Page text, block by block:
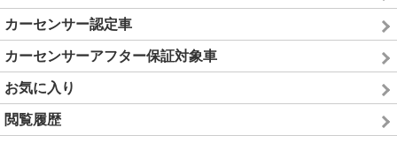
カーセンサー認定車
カーセンサーアフター保証対象車
お気に入り
閲覧履歴